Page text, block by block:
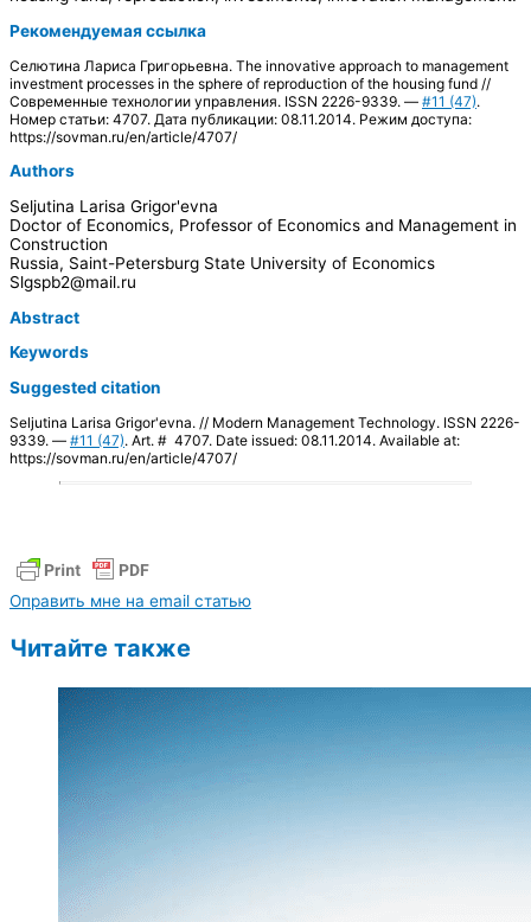
Рекомендуемая ссылка
Селютина Лариса Григорьевна. The innovative approach to management
investment processes in the sphere of reproduction of the housing fund //
Современные технологии управления. ISSN 2226-9339. — #11 (47).
Номер статьи: 4707. Дата публикации: 08.11.2014. Режим доступа:
https://sovman.ru/en/article/4707/
Authors
Seljutina Larisa Grigor'evna
Doctor of Economics, Professor of Economics and Management in
Construction
Russia, Saint-Petersburg State University of Economics
Slgspb2@mail.ru
Abstract
Keywords
Suggested citation
Seljutina Larisa Grigor'evna. // Modern Management Technology. ISSN 2226-
9339. — #11 (47). Art. # 4707. Date issued: 08.11.2014. Available at:
https://sovman.ru/en/article/4707/
Оправить мне на email статью
Читайте также